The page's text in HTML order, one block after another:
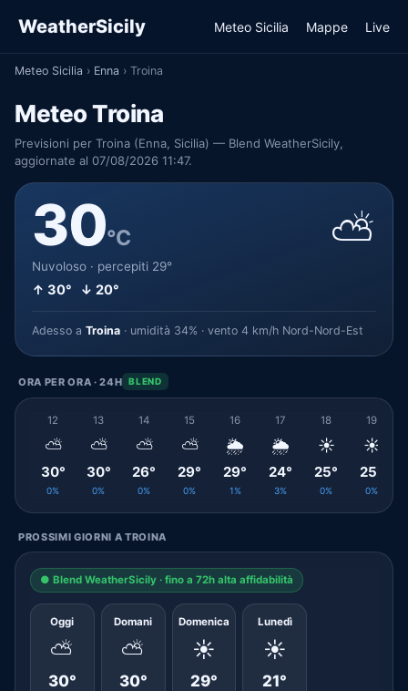
WeatherSicily Meteo Sicilia Mappe Live
Meteo Sicilia › Enna › Troina
Meteo Troina
Previsioni per Troina (Enna, Sicilia) — Blend WeatherSicily,
aggiornate al 07/08/2026 11:47.
30°C
Nuvoloso · percepiti 29°
↑ 30° ↓ 20°
⛅
Adesso a Troina · umidità 34% · vento 4 km/h Nord-Nord-Est
ORA PER ORA · 24H BLEND
12
⛅
30°
0%
13
⛅
30°
0%
14
⛅
26°
0%
15
⛅
29°
0%
16
🌦️
29°
1%
17
🌦️
24°
3%
18
☀️
25°
0%
19
☀️
25°
0%
PROSSIMI GIORNI A TROINA
● Blend WeatherSicily · fino a 72h alta affidabilità
Oggi
⛅
30°
Domani
⛅
30°
Domenica
☀️
29°
Lunedì
☀️
21°